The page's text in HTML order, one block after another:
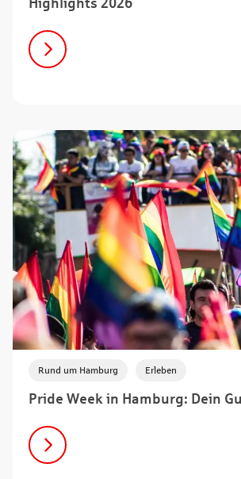
Pride Week in Hamburg: Dein
Rund um Hamburg Erleben